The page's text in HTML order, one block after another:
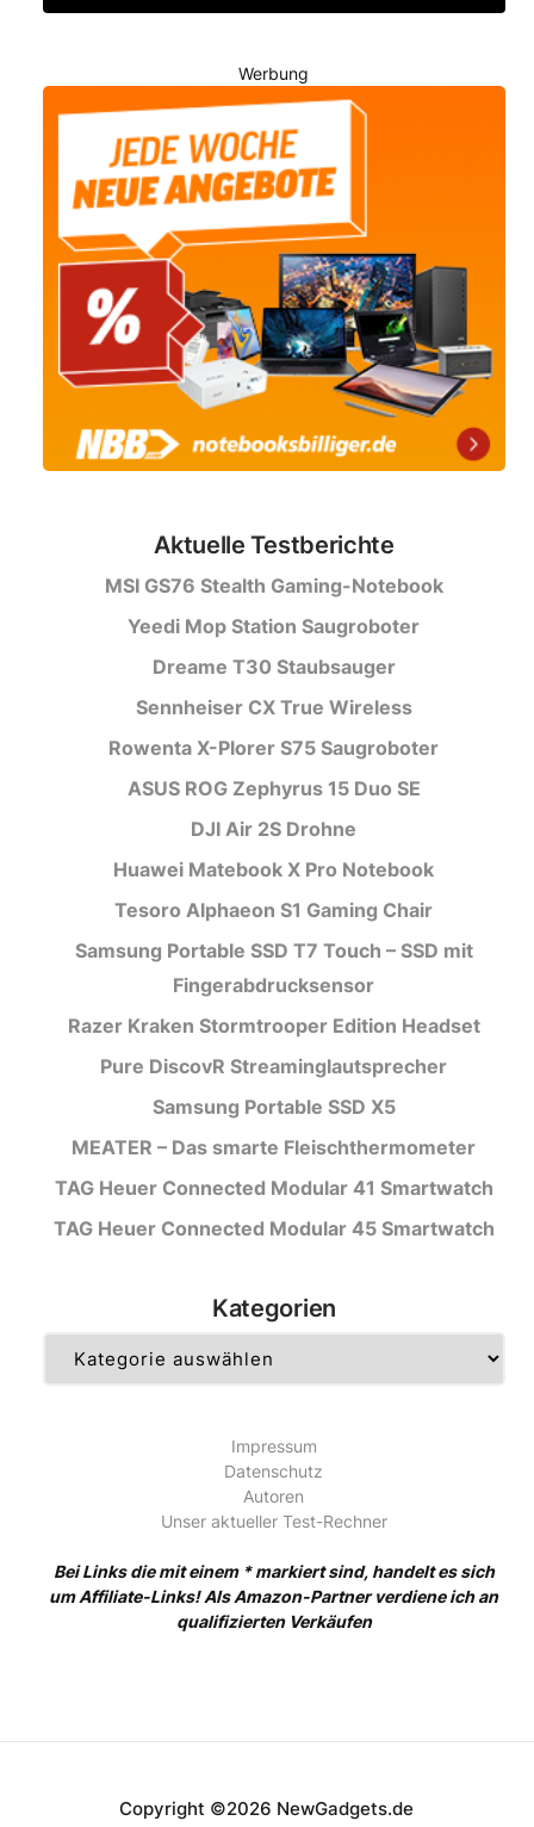
Werbung
Aktuelle Testberichte
MSI GS76 Stealth Gaming-Notebook
Yeedi Mop Station Saugroboter
Dreame T30 Staubsauger
Sennheiser CX True Wireless
Rowenta X-Plorer S75 Saugroboter
ASUS ROG Zephyrus 15 Duo SE
DJI Air 2S Drohne
Huawei Matebook X Pro Notebook
Tesoro Alphaeon S1 Gaming Chair
Samsung Portable SSD T7 Touch – SSD mit
Fingerabdrucksensor
Razer Kraken Stormtrooper Edition Headset
Pure DiscovR Streaminglautsprecher
Samsung Portable SSD X5
MEATER – Das smarte Fleischthermometer
TAG Heuer Connected Modular 41 Smartwatch
TAG Heuer Connected Modular 45 Smartwatch
Kategorien
Impressum
Datenschutz
Autoren
Unser aktueller Test-Rechner
Bei Links die mit einem * markiert sind, handelt es sich
um Affiliate-Links! Als Amazon-Partner verdiene ich an
qualifizierten Verkäufen
Copyright ©2026 NewGadgets.de